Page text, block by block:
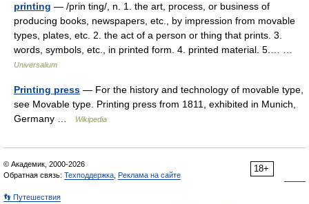
printing — /prin ting/, n. 1. the art, process, or business of
producing books, newspapers, etc., by impression from movable
types, plates, etc. 2. the act of a person or thing that prints. 3.
words, symbols, etc., in printed form. 4. printed material. 5.… …
Universalium
Printing press — For the history and technology of movable type,
see Movable type. Printing press from 1811, exhibited in Munich,
Germany …
Wikipedia
18+
© Академик, 2000-2026
Обратная связь: Техподдержка Реклама на сайте
👣 Путешествия